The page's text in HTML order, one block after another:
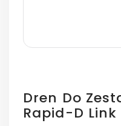
Dren Do
Rapid-D